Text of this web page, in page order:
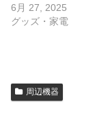
6月 27, 2025
グッズ・家電
周辺機器